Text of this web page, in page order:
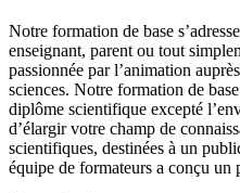
Notre formation de base
enseignant, parent ou tout
passionnée par l’animation
sciences. Notre formation de
diplôme scientifique excepté
d’élargir votre champ de
scientifiques, destinées à un
équipe de formateurs a conçu